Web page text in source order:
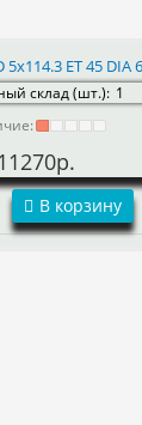
5x114.3 ET 45 DIA
склад (шт.): 1
11270р.
В корзину